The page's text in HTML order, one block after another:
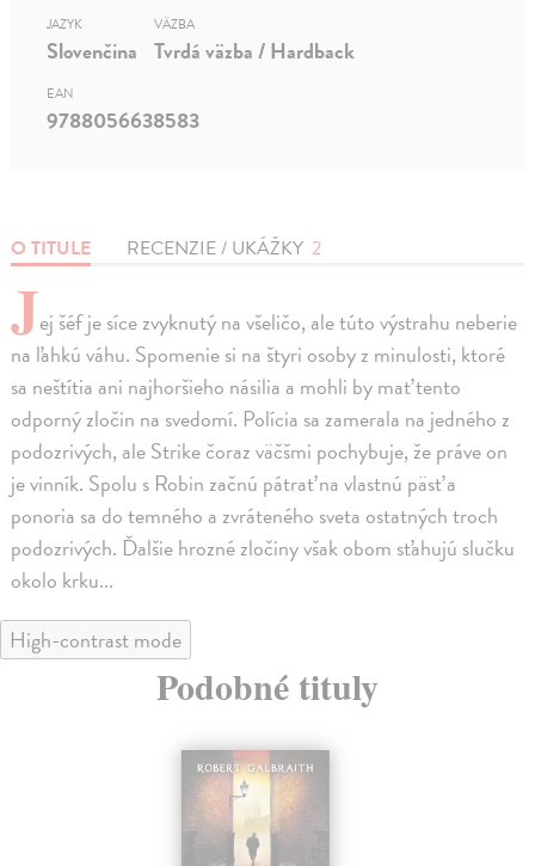
O TITULE RECENZIE / UKÁŽKY 2
Jej šéf je síce zvyknutý na všeličo, ale túto výstrahu neberie
na ľahkú váhu. Spomenie si na štyri osoby z minulosti, ktoré
sa neštítia ani najhoršieho násilia a mohli by mať tento
odporný zločin na svedomí. Polícia sa zamerala na jedného z
podozrivých, ale Strike čoraz väčšmi pochybuje, že práve on
je vinník. Spolu s Robin začnú pátrať na vlastnú päsť a
ponoria sa do temného a zvráteného sveta ostatných troch
podozrivých. Ďalšie hrozné zločiny však obom sťahujú slučku
okolo krku...
JAZYK
Slovenčina
VÄZBA
Tvrdá väzba / Hardback
EAN
9788056638583
High-contrast mode
Podobné tituly